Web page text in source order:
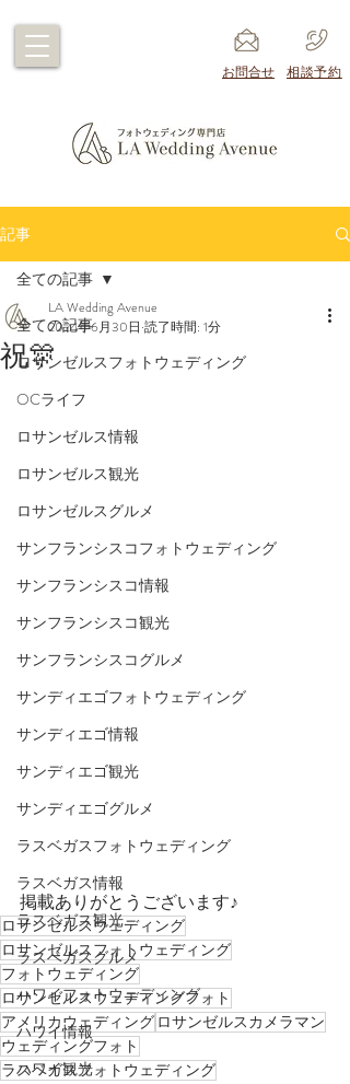
​お問合せ ​相談予約
記事
全ての記事
ロサンゼルスフォトウェディング
OCライフ
ロサンゼルス情報
ロサンゼルス観光
ロサンゼルスグルメ
サンフランシスコフォトウェディング
サンフランシスコ情報
サンフランシスコ観光
サンフランシスコグルメ
サンディエゴフォトウェディング
サンディエゴ情報
サンディエゴ観光
サンディエゴグルメ
ラスベガスフォトウェディング
ラスベガス情報
ラスベガス観光
ラスベガスグルメ
ハワイフォトウェディング
ハワイ情報
ハワイ観光
全ての記事
祝🎊
LA Wedding Avenue
2024年6月30日 読了時間: 1分
掲載ありがとうございます♪
ロサンゼルスウェディング
ロサンゼルスフォトウェディング
フォトウェディング
ロサンゼルスウェディングフォト
アメリカウェディング ロサンゼルスカメラマン
ウェディングフォト
ラスベガスフォトウェディング